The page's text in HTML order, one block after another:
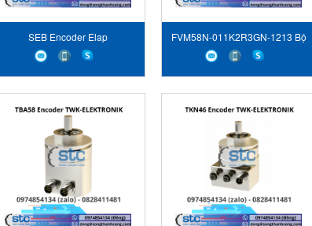
SEB Encoder Elap
FVM58N-011K2R3GN-1213 Bộ
mã hóa tuyệt đối
Pepperl+Fuchs